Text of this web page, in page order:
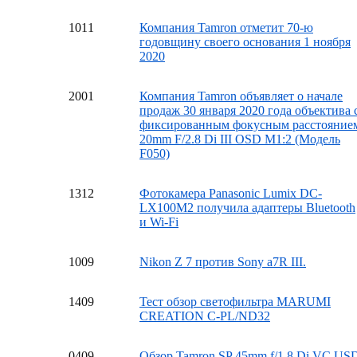
1011
Компания Tamron отметит 70-ю
годовщину своего основания 1 ноября
2020
2001
Компания Tamron объявляет о начале
продаж 30 января 2020 года объектива
фиксированным фокусным
20mm F/2.8 Di III OSD M1:2 (Модель
F050)
1312
Фотокамера Panasonic Lumix DC-
LX100M2 получила адаптеры Bluetooth
и Wi-Fi
1009 Nikon Z 7 против Sony a7R III.
1409
Тест обзор светофильтра MARUMI
CREATION C-PL/ND32